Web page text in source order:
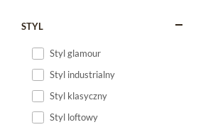
STYL
Styl glamour
Styl industrialny
Styl klasyczny
Styl loftowy